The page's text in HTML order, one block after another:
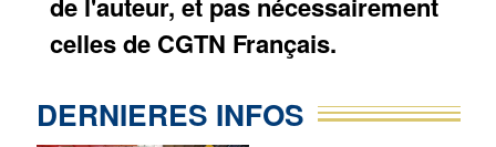
celles de CGTN Français.
DERNIERES INFOS